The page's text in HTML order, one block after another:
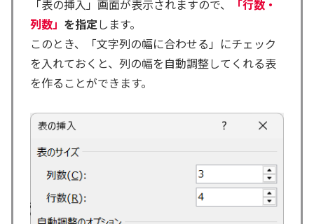
「表の挿入」画面が表示されますので、
「行数・
列数」 を指定します。
このとき、「文字列の幅に合わせる」にチェック
を入れておくと、列の幅を自動調整してくれる表
を作ることができます。